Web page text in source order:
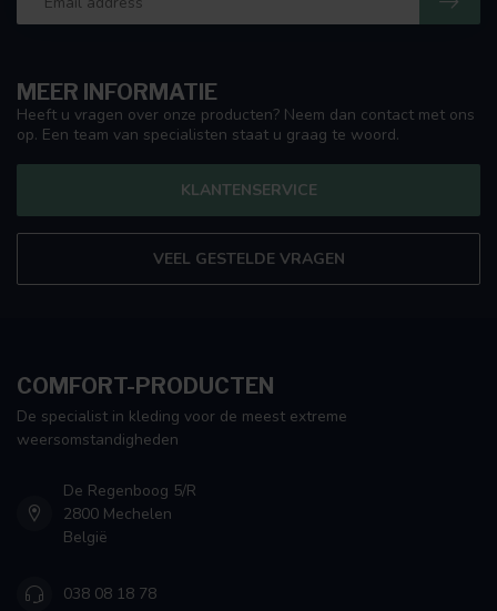
MEER INFORMATIE
Heeft u vragen over onze producten? Neem dan contact met ons
op. Een team van specialisten staat u graag te woord.
KLANTENSERVICE
VEEL GESTELDE VRAGEN
COMFORT-PRODUCTEN
De specialist in kleding voor de meest extreme
weersomstandigheden
De Regenboog 5/R
2800 Mechelen
België
038 08 18 78